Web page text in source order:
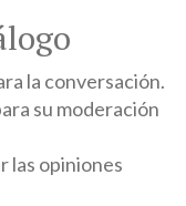
la conversación.
su moderación
las opiniones